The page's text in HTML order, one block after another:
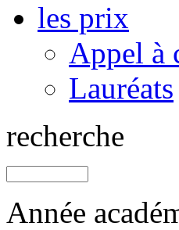
les prix
Appel à
Lauréats
recherche
Année